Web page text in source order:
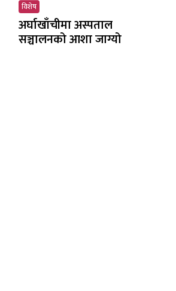
विशेष
अर्घाखाँचीमा अस्पताल
सञ्चालनको आशा जाग्यो